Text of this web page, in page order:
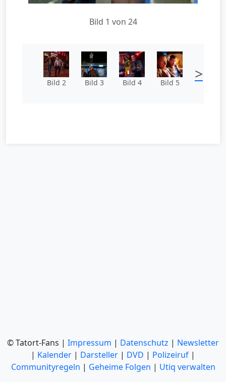
Bild 1 von 24
Bild 2 Bild 3 Bild 4 Bild 5 >
© Tatort-Fans | Impressum | Datenschutz | Newsletter
| Kalender | Darsteller | DVD | Polizeiruf |
Communityregeln | Geheime Folgen | Utiq verwalten